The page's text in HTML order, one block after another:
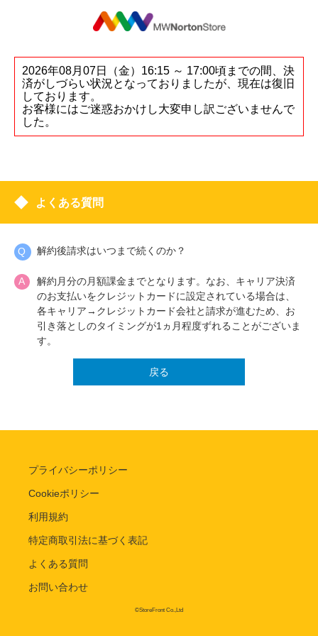
2026年08月07日（金）16:15 ～ 17:00頃までの間、決
済がしづらい状況となっておりましたが、現在は復旧
しております。
お客様にはご迷惑おかけし大変申し訳ございませんで
した。
よくある質問
解約後請求はいつまで続くのか？
解約月分の月額課金までとなります。なお、キャリア決済
のお支払いをクレジットカードに設定されている場合は、
各キャリア→クレジットカード会社と請求が進むため、お
引き落としのタイミングが1ヵ月程度ずれることがございま
す。
戻る
プライバシーポリシー
Cookieポリシー
利用規約
特定商取引法に基づく表記
よくある質問
お問い合わせ
©StoreFront Co.,Ltd